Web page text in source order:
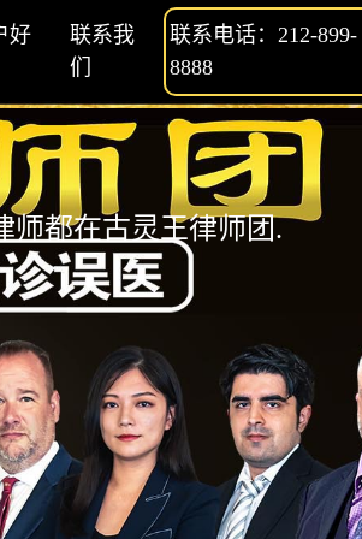
好
联系我
们
联系电话：212-899-
8888
师都在古灵王律师团.